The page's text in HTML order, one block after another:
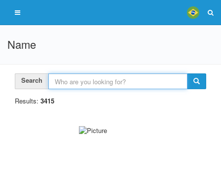
Name
Search
Results: 3415